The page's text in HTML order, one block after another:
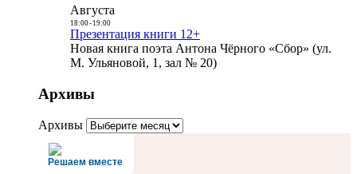
Августа
18:00- 19:00
Презентация книги 12+
Новая книга поэта Антона Чёрного «Сбор» (ул.
М. Ульяновой, 1, зал № 20)
Архивы
Архивы
Решаем вместе